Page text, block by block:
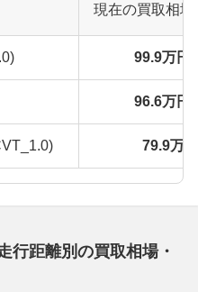
現在の買取相
99.9万円
96.6万円
79.9万
行距離別の買取相場・